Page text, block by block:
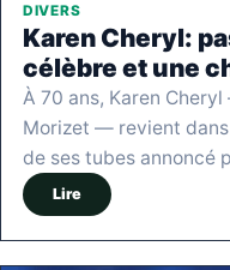
DIVERS
Karen Cheryl:
célèbre et une
À 70 ans, Karen
Morizet — revient
de ses tubes annoncé
Lire